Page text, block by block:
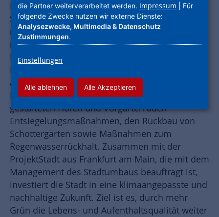
Innenstadt im Rahmen des
Städtebauförderprogramms „Wachstum und
nachhaltige Erneuerung“ (vorher: „Stadtumbau
in Hessen“) ein Anreizprogramm zur Dach-,
Fassaden- und Flächenbegrünung auf
aufgelegt mit Finanzmitteln von Bund und Land
Hessen – fördert neben begrünten, gärtnerisch
gestalteten Höfen und Vorgärten auch
Entsiegelungsmaßnahmen, den Rückbau von
Schottergärten sowie Maßnahmen zum
Regenwasserrückhalt. Zusammen mit der
ProjektStadt aus Frankfurt am Main, die mit dem
Management des Stadtumbaus beauftragt ist,
investiert die Stadt in eine klimaangepasste und
nachhaltige Zukunft. Ziel ist es, durch mehr
Grün die Lebens- und Aufenthaltsqualität weiter
die Partner weiterverarbeitet werden. Impressum | Für
folgende Zwecke nutzen wir externe Dienste:
Analysezwecke, Multimedia & Datenschutz
Zustimmungen.
Einstellungen
Alle ablehnen Alle Akzeptieren